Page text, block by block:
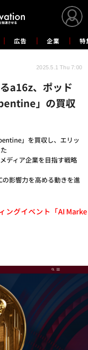
広告 企業 特
a16z、ポッド
」の買収
」を買収し、エリッ
ディア企業を目指す戦略
の影響力を高める動きを進
2025.5.1 Thu 7:00
ングイベント「AI Marke